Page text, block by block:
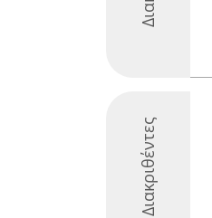
Διακριθέντες